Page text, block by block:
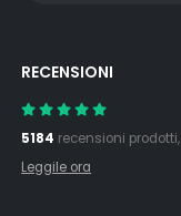
RECENSIONI
5184 recensioni prodotti,
Leggile ora